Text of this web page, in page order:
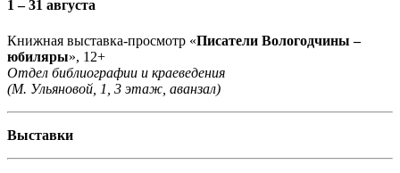
1 – 31 августа
Книжная выставка-просмотр «Писатели Вологодчины –
юбиляры», 12+
Отдел библиографии и краеведения
(М. Ульяновой, 1, 3 этаж, аванзал)
Выставки